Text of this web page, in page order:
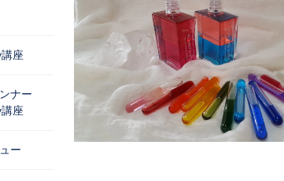
座
ナー
座
ー